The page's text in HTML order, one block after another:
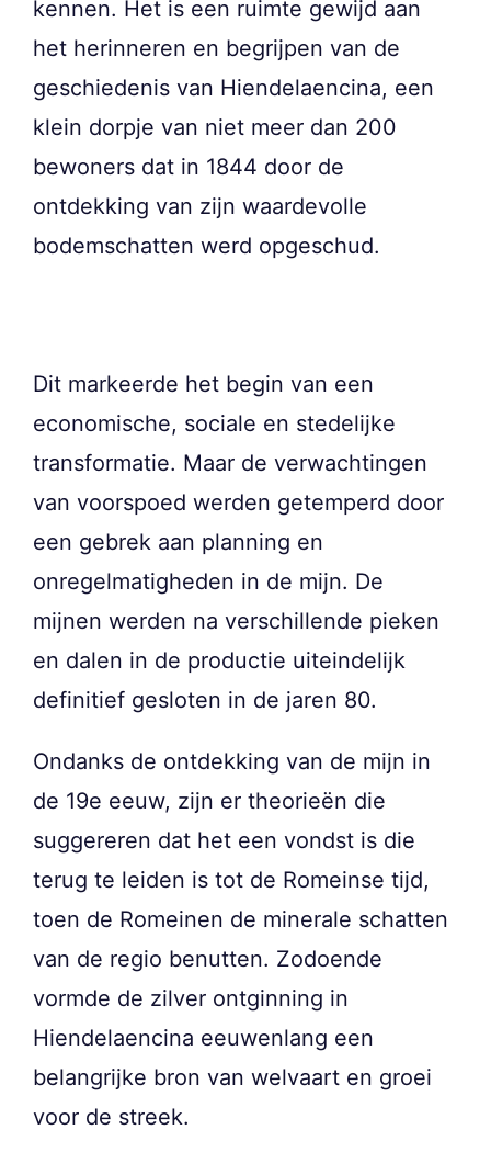
kennen. Het is een ruimte gewijd aan
het herinneren en begrijpen van de
geschiedenis van Hiendelaencina, een
klein dorpje van niet meer dan 200
bewoners dat in 1844 door de
ontdekking van zijn waardevolle
bodemschatten werd opgeschud.
Dit markeerde het begin van een
economische, sociale en stedelijke
transformatie. Maar de verwachtingen
van voorspoed werden getemperd door
een gebrek aan planning en
onregelmatigheden in de mijn. De
mijnen werden na verschillende pieken
en dalen in de productie uiteindelijk
definitief gesloten in de jaren 80.
Ondanks de ontdekking van de mijn in
de 19e eeuw, zijn er theorieën die
suggereren dat het een vondst is die
terug te leiden is tot de Romeinse tijd,
toen de Romeinen de minerale schatten
van de regio benutten. Zodoende
vormde de zilver ontginning in
Hiendelaencina eeuwenlang een
belangrijke bron van welvaart en groei
voor de streek.